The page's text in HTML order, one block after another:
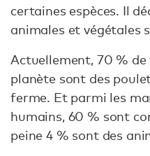
certaines espèces. Il
animales et végétales
Actuellement, 70 %
planète sont des
ferme. Et parmi les
humains, 60 % sont
peine 4 % sont des